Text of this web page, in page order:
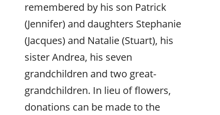
remembered by his son Patrick
(Jennifer) and daughters Stephanie
(Jacques) and Natalie (Stuart), his
sister Andrea, his seven
grandchildren and two great-
grandchildren. In lieu of flowers,
donations can be made to the